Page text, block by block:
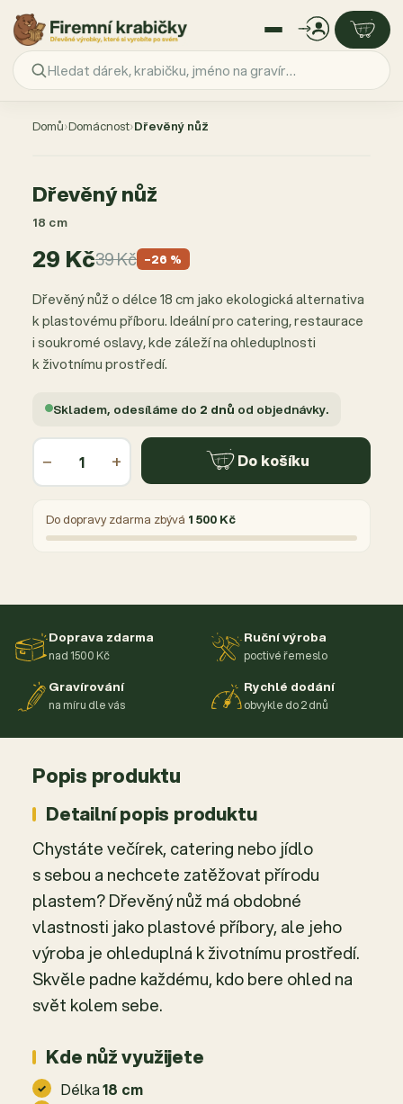
Domů›Domácnost›Dřevěný nůž
Dřevěný nůž
18 cm
29 Kč39 Kč −26 %
Dřevěný nůž o délce 18 cm jako ekologická alternativa
k plastovému příboru. Ideální pro catering, restaurace
i soukromé oslavy, kde záleží na ohleduplnosti
k životnímu prostředí.
Skladem, odesíláme do 2 dnů od objednávky.
− + Do košíku
Do dopravy zdarma zbývá 1 500 Kč
Doprava zdarma
nad 1500 Kč
Ruční výroba
poctivé řemeslo
Gravírování
na míru dle vás
Rychlé dodání
obvykle do 2 dnů
Popis produktu
Detailní popis produktu
Chystáte večírek, catering nebo jídlo
s sebou a nechcete zatěžovat přírodu
plastem? Dřevěný nůž má obdobné
vlastnosti jako plastové příbory, ale jeho
výroba je ohleduplná k životnímu prostředí.
Skvěle padne každému, kdo bere ohled na
svět kolem sebe.
Kde nůž využijete
Délka18 cm